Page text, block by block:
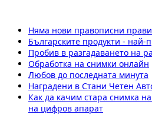
Няма нови правописни
Българските продукти - най-
Пробив в разгадаването на
Обработка на снимки онлайн
Любов до последната минута
Наградени в Стани Четен
Как да качим стара снимка
на цифров апарат